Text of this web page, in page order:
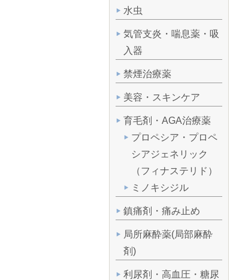
水虫
気管支炎・喘息薬・吸
入器
禁煙治療薬
美容・スキンケア
育毛剤・AGA治療薬
プロペシア・プロペ
シアジェネリック
（フィナステリド）
ミノキシジル
鎮痛剤・痛み止め
局所麻酔薬(局部麻酔
剤)
利尿剤・高血圧・糖尿